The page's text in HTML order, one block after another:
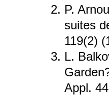
P.
suites
119(2)
L.
Appl.